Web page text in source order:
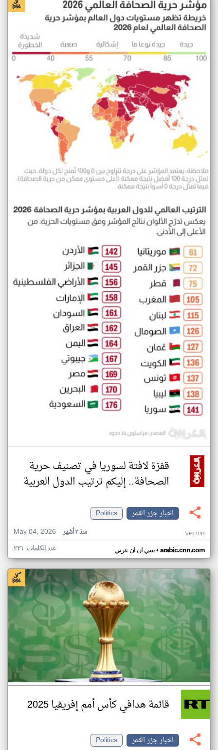
قفزة لافتة لسوريا في تصنيف حرية
الصحافة.. إليكم ترتيب الدول العربية
اخبار جزر القمر
Politics
May 04, 2026
منذ ٣ أشهر VF17PD
سي ان ان عربي• arabic.cnn.com عدد الكلمات: ٢٣١
قائمة هدافي كأس أمم إفريقيا 2025
اخبار جزر القمر
Politics